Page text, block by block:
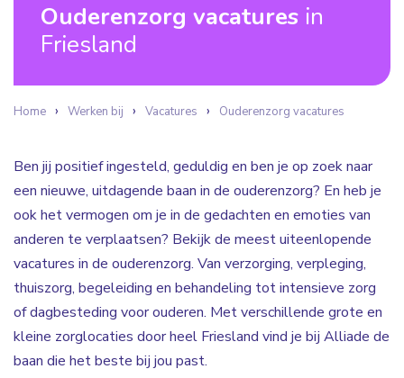
Ouderenzorg vacatures in
Friesland
Home Werken bij Vacatures Ouderenzorg vacatures
Ben jij positief ingesteld, geduldig en ben je op zoek naar
een nieuwe, uitdagende baan in de ouderenzorg? En heb je
ook het vermogen om je in de gedachten en emoties van
anderen te verplaatsen? Bekijk de meest uiteenlopende
vacatures in de ouderenzorg. Van verzorging, verpleging,
thuiszorg, begeleiding en behandeling tot intensieve zorg
of dagbesteding voor ouderen. Met verschillende grote en
kleine zorglocaties door heel Friesland vind je bij Alliade de
baan die het beste bij jou past.